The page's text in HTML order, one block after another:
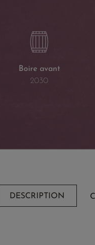
Boire avant
2030
DESCRIPTION